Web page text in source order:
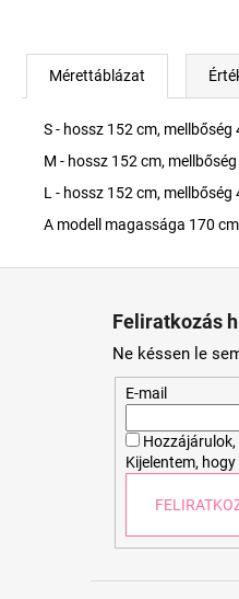
Mérettáblázat
S - hossz 152 cm,
M - hossz 152 cm,
L - hossz 152 cm,
A modell magassága 170
Feliratkozás
Ne késsen le
E-mail
Kijelentem, hogy